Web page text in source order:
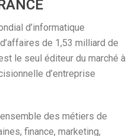
d’informatique
de 1,53 milliard de
le seul éditeur du marché à
d’entreprise
des métiers de
finance, marketing,